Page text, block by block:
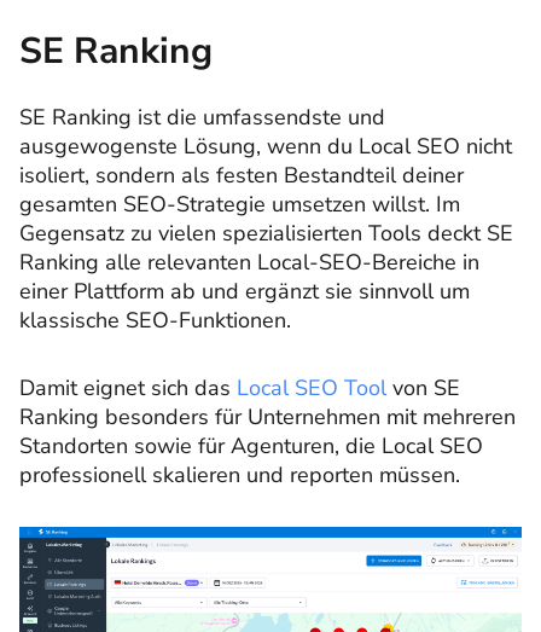
SE Ranking
SE Ranking ist die umfassendste und
ausgewogenste Lösung, wenn du Local SEO nicht
isoliert, sondern als festen Bestandteil deiner
gesamten SEO-Strategie umsetzen willst. Im
Gegensatz zu vielen spezialisierten Tools deckt SE
Ranking alle relevanten Local-SEO-Bereiche in
einer Plattform ab und ergänzt sie sinnvoll um
klassische SEO-Funktionen.
Damit eignet sich das Local SEO Toolvon SE
Ranking besonders für Unternehmen mit mehreren
Standorten sowie für Agenturen, die Local SEO
professionell skalieren und reporten müssen.